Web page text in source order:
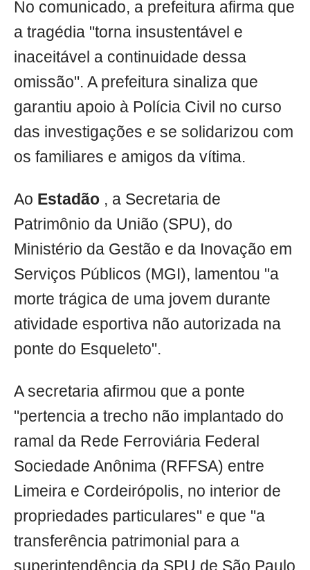
No comunicado, a prefeitura afirma que
a tragédia "torna insustentável e
inaceitável a continuidade dessa
omissão". A prefeitura sinaliza que
garantiu apoio à Polícia Civil no curso
das investigações e se solidarizou com
os familiares e amigos da vítima.
Ao Estadão , a Secretaria de
Patrimônio da União (SPU), do
Ministério da Gestão e da Inovação em
Serviços Públicos (MGI), lamentou "a
morte trágica de uma jovem durante
atividade esportiva não autorizada na
ponte do Esqueleto".
A secretaria afirmou que a ponte
"pertencia a trecho não implantado do
ramal da Rede Ferroviária Federal
Sociedade Anônima (RFFSA) entre
Limeira e Cordeirópolis, no interior de
propriedades particulares" e que "a
transferência patrimonial para a
superintendência da SPU de São Paulo